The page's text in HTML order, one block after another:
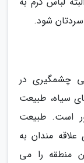
شود.
چشمگیری در
سیاه، طبیعت
است. طبیعت
مندان به
منطقه را می